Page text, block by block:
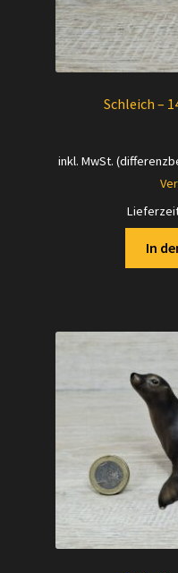
Schleich –
inkl. MwSt.
In